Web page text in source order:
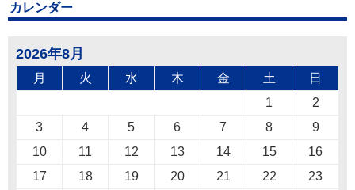
カレンダー
2026年8月
月 火 水 木 金 土 日
1
2
3
4 5 6 7 8
9
10
11 12 13 14 15
16
17
18 19 20 21 22
23